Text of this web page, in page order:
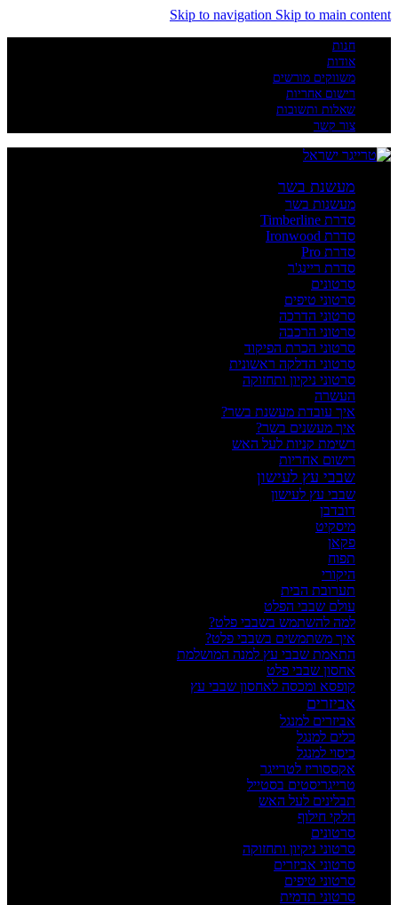
Skip to navigation Skip to main content
חנות
אודות
משווקים מורשים
רישום אחריות
שאלות ותשובות
צור קשר
מעשנת בשר
מעשנות בשר
סדרת Timberline
סדרת Ironwood
סדרת Pro
סדרת ריינג'ר
סרטונים
סרטוני טיפים
סרטוני הדרכה
סרטוני הרכבה
סרטוני הכרת הפיקוד
סרטוני הדלקה ראשונית
סרטוני ניקיון ותחזוקה
העשרה
איך עובדת מעשנת בשר?
איך מעשנים בשר?
רשימת קניות לעל האש
רישום אחריות
שבבי עץ לעישון
שבבי עץ לעישון
דובדבן
מיסקיט
פקאן
תפוח
היקורי
תערובת הבית
עולם שבבי הפלט
למה להשתמש בשבבי פלט?
איך משתמשים בשבבי פלט?
התאמת שבבי עץ למנה המושלמת
אחסון שבבי פלט
קופסא ומכסה לאחסון שבבי עץ
אביזרים
אביזרים למנגל
כלים למנגל
כיסוי למנגל
אקססוריז לטרייגר
טרייגריסטים בסטייל
תבלינים לעל האש
חלקי חילוף
סרטונים
סרטוני ניקיון ותחזוקה
סרטוני אביזרים
סרטוני טיפים
סרטוני תדמית